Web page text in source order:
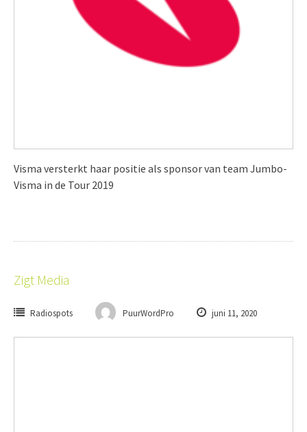
Visma versterkt haar positie als sponsor van team Jumbo-
Visma in de Tour 2019
Zigt Media
Radiospots PuurWordPro juni 11, 2020